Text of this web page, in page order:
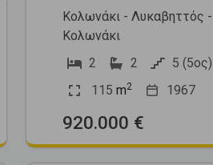
Κολωνάκι - Λυκαβηττός -
Κολωνάκι
2
2
5 (5ος)
115 m2 1967
920.000 €